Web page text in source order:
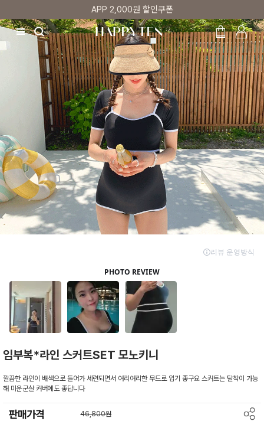
매주 리뷰어 최대 1만원 쿠폰
임부복*라인 스커트SET 모노키니
깔끔한 라인이 배색으로 들어가 세련되면서 여리여리한 무드로 입기 좋구요 스커트는 탈착이 가능
해 미운군살 커버에도 좋답니다
판매가격 46,800원